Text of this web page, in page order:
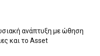
ανάπτυξη με ώθηση
και το Asset